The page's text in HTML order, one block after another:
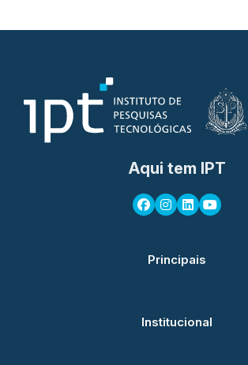
Aqui tem IPT
Principais
Institucional